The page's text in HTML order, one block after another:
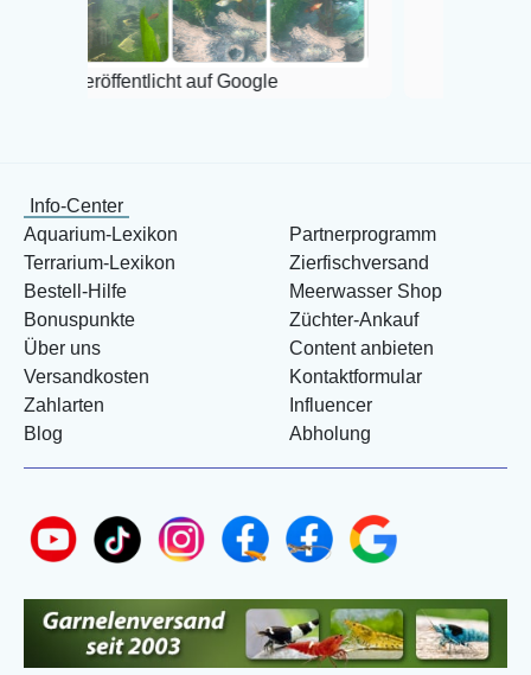
auf Google
Veröffentlicht auf
Info-Center
Aquarium-Lexikon
Terrarium-Lexikon
Bestell-Hilfe
Bonuspunkte
Über uns
Versandkosten
Zahlarten
Blog
Partnerprogramm
Zierfischversand
Meerwasser Shop
Züchter-Ankauf
Content anbieten
Kontaktformular
Influencer
Abholung